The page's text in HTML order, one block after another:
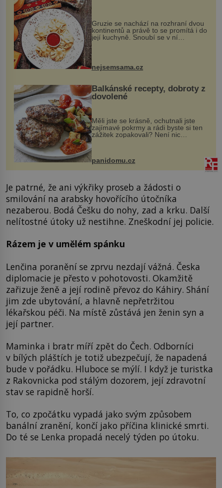
Gruzie se nachází na rozhraní dvou
kontinentů a právě to se promítá i do
její kuchyně. Snoubí se v ní
evropské a asijské chutě a díky tomu
pokrmy, které rozhodně st...
nejsemsama.cz
Balkánské recepty, dobroty z
dovolené
Měli jste se krásně, ochutnali jste
zajímavé pokrmy a rádi byste si ten
zážitek zopakovali? Není nic
snazšího. Pljeskavica (10 porcí)
Možná jste ji ochutnali na dovolené v
bývalé Jugoslávii, lze ji vi...
panidomu.cz
Je patrné, že ani výkřiky proseb a žádosti o
smilování na arabsky hovořícího útočníka
nezaberou. Bodá Češku do nohy, zad a krku. Další
nelítostné útoky už nestihne. Zneškodní jej policie.
Rázem je v umělém spánku
Lenčina poranění se zprvu nezdají vážná. Česka
diplomacie je přesto v pohotovosti. Okamžitě
zařizuje ženě a její rodině převoz do Káhiry. Shání
jim zde ubytování, a hlavně nepřetržitou
lékařskou péči. Na místě zůstává jen ženin syn a
její partner.
Maminka i bratr míří zpět do Čech. Odborníci
v bílých pláštích je totiž ubezpečují, že napadená
bude v pořádku. Hluboce se mýlí. I když je turistka
z Rakovnicka pod stálým dozorem, její zdravotní
stav se rapidně horší.
To, co zpočátku vypadá jako svým způsobem
banální zranění, končí jako příčina klinické smrti.
Do té se Lenka propadá necelý týden po útoku.